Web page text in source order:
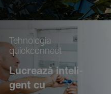
Tehno­logia
quickconnect
Lucrează inte­li­
gent cu